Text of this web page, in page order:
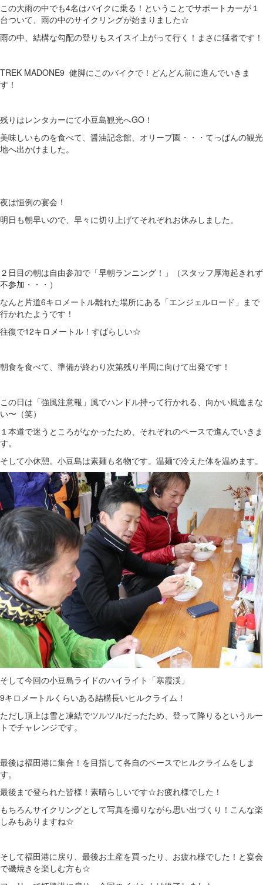
この大雨の中でも4名はバイクに乗る！ということでサポートカーが１
台ついて、雨の中のサイクリングが始まりました☆
雨の中、結構な勾配の登りもスイスイ上がって行く！まさに猛者です！
TREK MADONE9 健脚にこのバイクで！どんどん前に進んでいきま
す！
残りはレンタカーにて小豆島観光へGO！
美味しいものを食べて、醤油記念館、オリーブ園・・・てっぱんの観光
地へ出かけました。
夜は恒例の宴会！
明日も朝早いので、早々に切り上げてそれぞれお休みしました。
２日目の朝は自由参加で「早朝ランニング！」（スタッフ厚海起きれず
不参加・・・）
なんと片道6キロメートル離れた場所にある「エンジェルロード」まで
行かれたようです！
往復で12キロメートル！すばらしい☆
朝食を食べて、準備が終わり次第残り半周に向けて出発です！
この日は「強風注意報」風でハンドル持って行かれる、向かい風進まな
い〜（笑）
１本道で迷うところがなかったため、それぞれのペースで進んでいきま
す。
そして小休憩。小豆島は素麺も名物です。温麺で冷えた体を温めます。
そして今回の小豆島ライドのハイライト「寒霞渓」
9キロメートルくらいある結構長いヒルクライム！
ただし頂上は雪と凍結でツルツルだったため、登って降りるというルー
トでチャレンジです。
最後は福田港に集合！を目指して各自のペースでヒルクライムをしま
す。
最後まで登られた皆様！素晴らしいです☆お疲れ様でした！
もちろんサイクリングとして写真を撮りながら思い出づくり！こんな楽
しみもありますね☆
そして福田港に戻り、最後お土産を買ったり、お疲れ様でした！と宴会
で磯焼きを楽しむ方も☆